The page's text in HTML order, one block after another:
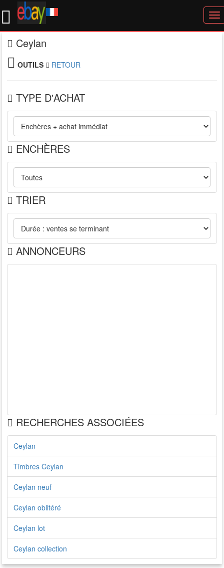
Ceylan
OUTILS RETOUR
TYPE D'ACHAT
ENCHÈRES
TRIER
ANNONCEURS
RECHERCHES ASSOCIÉES
Ceylan
Timbres Ceylan
Ceylan neuf
Ceylan oblitéré
Ceylan lot
Ceylan collection